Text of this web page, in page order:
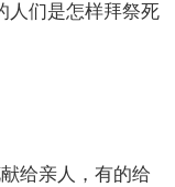
人们是怎样拜祭死
给亲人，有的给